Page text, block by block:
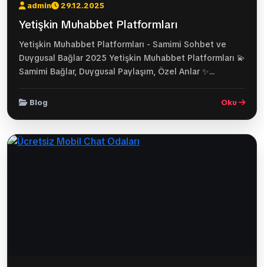
admin 29.12.2025
Yetişkin Muhabbet Platformları
Yetişkin Muhabbet Platformları - Samimi Sohbet ve
Duygusal Bağlar 2025 Yetişkin Muhabbet Platformları 💫
Samimi Bağlar, Duygusal Paylaşım, Özel Anlar ✨...
Blog Oku